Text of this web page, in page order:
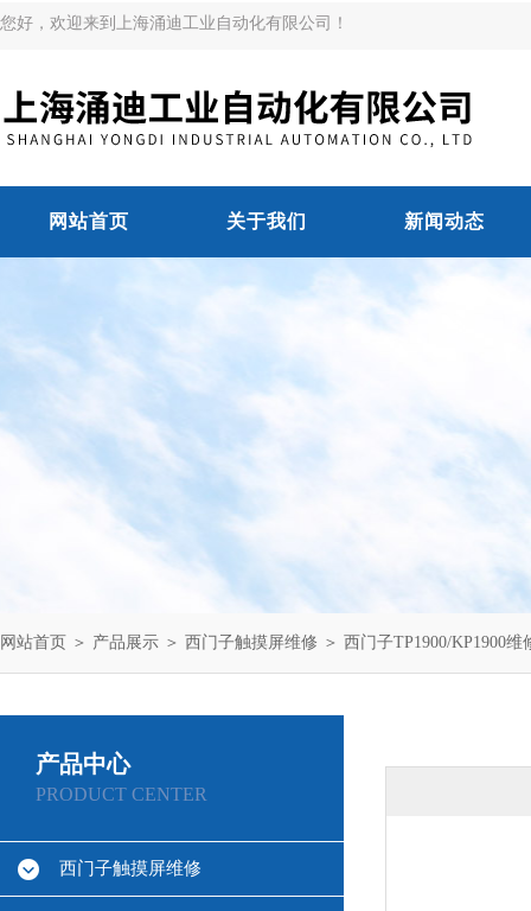
您好，欢迎来到上海涌迪工业自动化有限公司！
网站首页 关于我们 新闻动态
网站首页 ＞ 产品展示 ＞ 西门子触摸屏维修 ＞ 西门子TP1900/KP1900维
产品中心
PRODUCT CENTER
西门子触摸屏维修